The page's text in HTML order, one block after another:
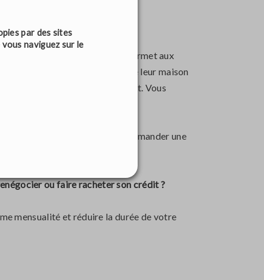
relais peut vous aider. Il permet aux
les capitaux propres de leur maison
la vente du premier logement. Vous
le bien. La banque peut demander une
ou faire racheter son crédit ?
mensualité et réduire la durée de votre
par des sites
naviguez sur le